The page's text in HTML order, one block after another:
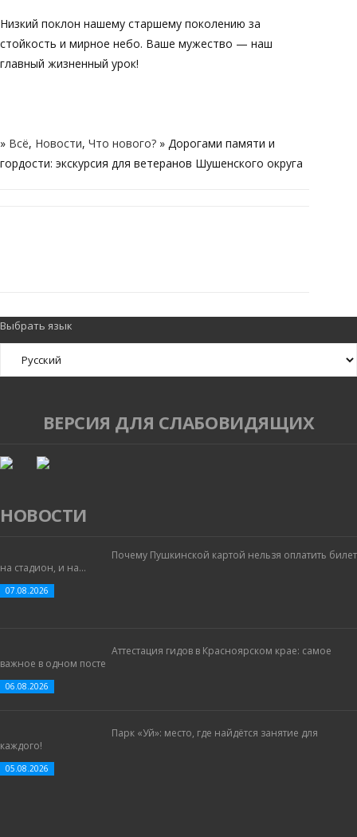
Низкий поклон нашему старшему поколению за
стойкость и мирное небо. Ваше мужество — наш
главный жизненный урок!
» Всё, Новости, Что нового? » Дорогами памяти и
гордости: экскурсия для ветеранов Шушенского округа
Выбрать язык
ВЕРСИЯ ДЛЯ СЛАБОВИДЯЩИХ
НОВОСТИ
Почему Пушкинской картой нельзя оплатить билет
на стадион, и на...
07.08.2026
Аттестация гидов в Красноярском крае: самое
важное в одном посте
06.08.2026
Парк «Уй»: место, где найдётся занятие для
каждого!
05.08.2026